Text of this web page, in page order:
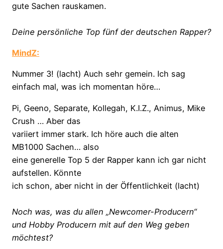
gute Sachen rauskamen.
Deine persönliche Top fünf der deutschen Rapper?
MindZ:
Nummer 3! (lacht) Auch sehr gemein. Ich sag
einfach mal, was ich momentan höre…
Pi, Geeno, Separate, Kollegah, K.I.Z., Animus, Mike
Crush … Aber das
variiert immer stark. Ich höre auch die alten
MB1000 Sachen… also
eine generelle Top 5 der Rapper kann ich gar nicht
aufstellen. Könnte
ich schon, aber nicht in der Öffentlichkeit (lacht)
Noch was, was du allen „Newcomer-Producern“
und Hobby Producern mit auf den Weg geben
möchtest?